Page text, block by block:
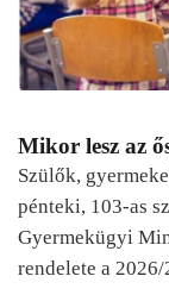
Mikor lesz az
Szülők,
pénteki, 103-as
Gyermekügyi
rendelete a